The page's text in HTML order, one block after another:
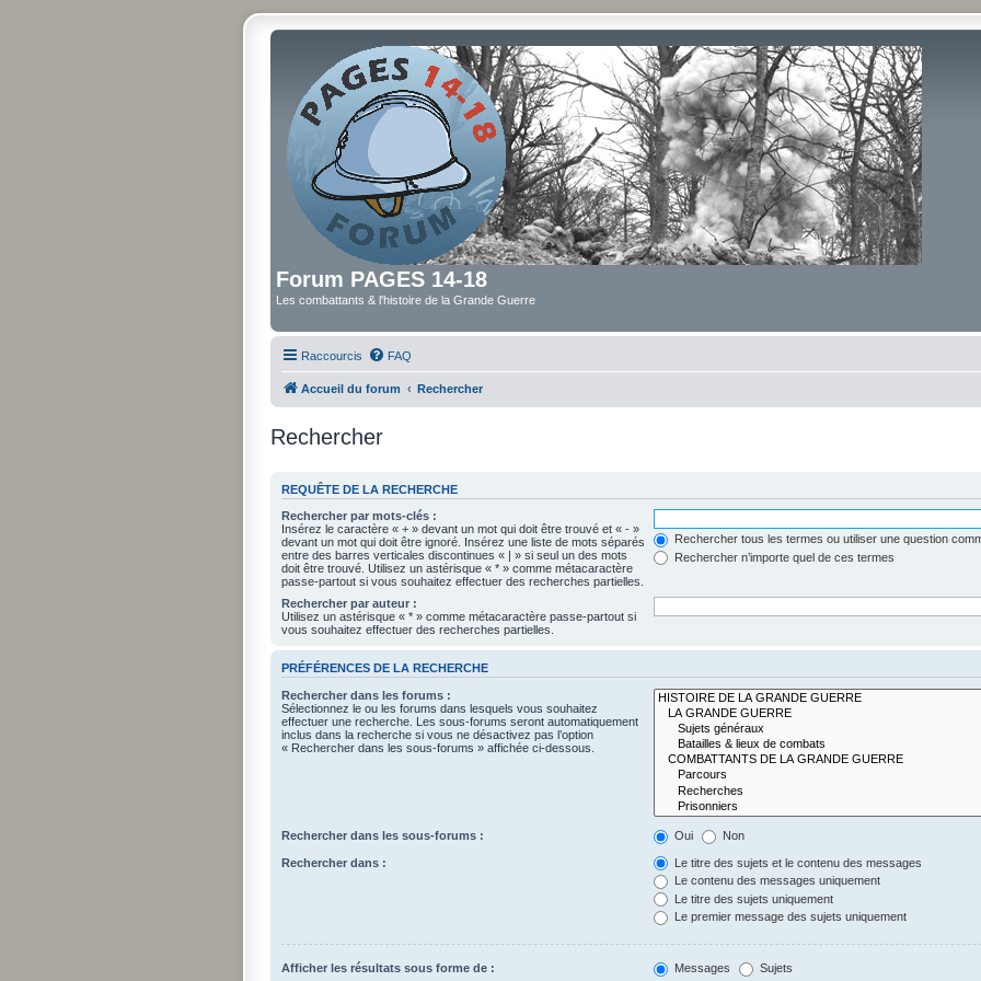
Forum PAGES 14-18
Les combattants & l'histoire de la Grande Guerre
Raccourcis FAQ
Accueil du forum Rechercher
Rechercher
REQUÊTE DE LA RECHERCHE
Rechercher par mots-clés :
Insérez le caractère « + » devant un mot qui doit être trouvé et « - »
devant un mot qui doit être ignoré. Insérez une liste de mots séparés
entre des barres verticales discontinues « | » si seul un des mots
doit être trouvé. Utilisez un astérisque « * » comme métacaractère
passe-partout si vous souhaitez effectuer des recherches partielles.
Rechercher tous les termes ou utiliser une question
Rechercher n’importe quel de ces termes
Rechercher par auteur :
Utilisez un astérisque « * » comme métacaractère passe-partout si
vous souhaitez effectuer des recherches partielles.
PRÉFÉRENCES DE LA RECHERCHE
Rechercher dans les forums :
Sélectionnez le ou les forums dans lesquels vous souhaitez
effectuer une recherche. Les sous-forums seront automatiquement
inclus dans la recherche si vous ne désactivez pas l’option
« Rechercher dans les sous-forums » affichée ci-dessous.
Rechercher dans les sous-forums : Oui Non
Rechercher dans :
Le titre des sujets et le contenu des messages
Le contenu des messages uniquement
Le titre des sujets uniquement
Le premier message des sujets uniquement
Afficher les résultats sous forme de : Messages Sujets